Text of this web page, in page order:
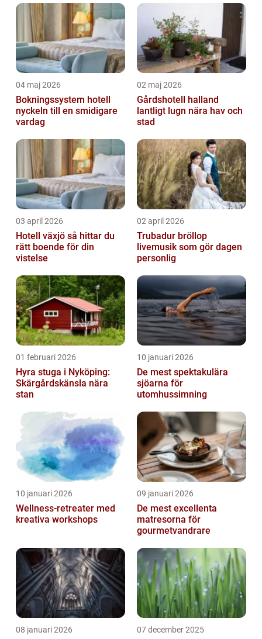
04 maj 2026
Bokningssystem hotell
nyckeln till en smidigare
vardag
02 maj 2026
Gårdshotell halland
lantligt lugn nära hav och
stad
03 april 2026
Hotell växjö så hittar du
rätt boende för din
vistelse
02 april 2026
Trubadur bröllop
livemusik som gör dagen
personlig
01 februari 2026
Hyra stuga i Nyköping:
Skärgårdskänsla nära
stan
10 januari 2026
De mest spektakulära
sjöarna för
utomhussimning
10 januari 2026
Wellness-retreater med
kreativa workshops
09 januari 2026
De mest excellenta
matresorna för
gourmetvandrare
08 januari 2026 07 december 2025